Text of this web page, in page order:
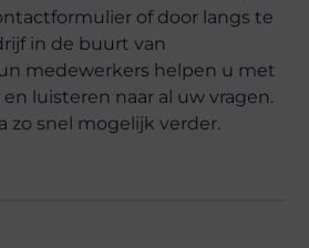
of door langs te
in de buurt van
medewerkers helpen u met
luisteren naar al uw vragen.
zo snel mogelijk verder.